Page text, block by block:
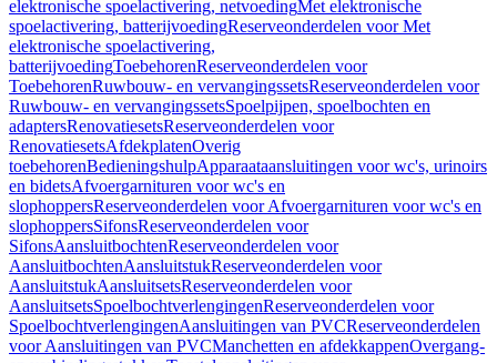
elektronische spoelactivering, netvoedingMet elektronische
spoelactivering, batterijvoedingReserveonderdelen voor Met
elektronische spoelactivering,
batterijvoedingToebehorenReserveonderdelen voor
ToebehorenRuwbouw- en vervangingssetsReserveonderdelen voor
Ruwbouw- en vervangingssetsSpoelpijpen, spoelbochten en
adaptersRenovatiesetsReserveonderdelen voor
RenovatiesetsAfdekplatenOverig
toebehorenBedieningshulpApparaataansluitingen voor wc's, urinoirs
en bidetsAfvoergarnituren voor wc's en
slophoppersReserveonderdelen voor Afvoergarnituren voor wc's en
slophoppersSifonsReserveonderdelen voor
SifonsAansluitbochtenReserveonderdelen voor
AansluitbochtenAansluitstukReserveonderdelen voor
AansluitstukAansluitsetsReserveonderdelen voor
AansluitsetsSpoelbochtverlengingenReserveonderdelen voor
SpoelbochtverlengingenAansluitingen van PVCReserveonderdelen
voor Aansluitingen van PVCManchetten en afdekkappenOvergang-